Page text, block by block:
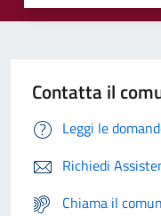
Contatta il
Leggi le
Richiedi
Chiama il